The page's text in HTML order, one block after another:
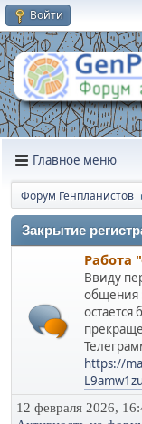
Войти
Главное меню
Форум Генпланистов
Закрытие
Работа
Ввиду
общения
https://
12 февраля 2026,